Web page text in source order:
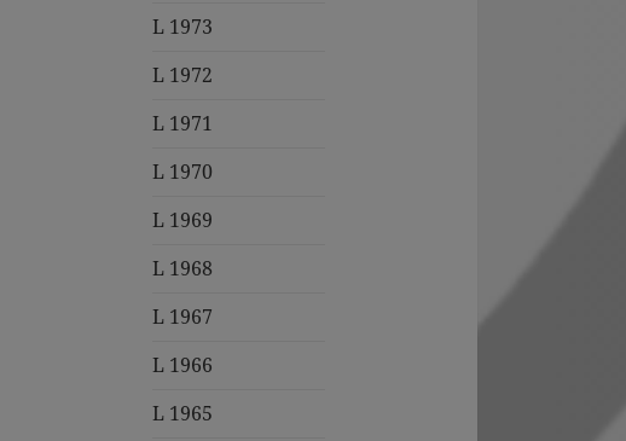
L 1973
L 1972
L 1971
L 1970
L 1969
L 1968
L 1967
L 1966
L 1965